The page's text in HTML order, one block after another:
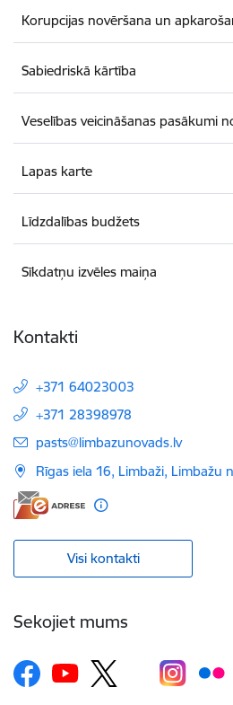
Korupcijas novēršana un
Sabiedriskā kārtība
Veselības veicināšanas pasākumi
Lapas karte
Līdzdalības budžets
Sīkdatņu izvēles maiņa
Kontakti
+371 64023003
+371 28398978
E-pasts:
pasts@limbazunovads.lv
Rīgas iela 16, Limbaži, Limbažu
Visi kontakti
Sekojiet mums